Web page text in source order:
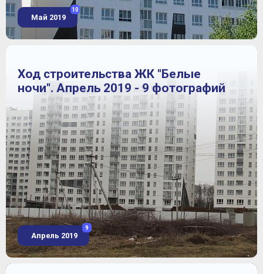
Май 2019
10
Ход строительства ЖК "Белые
ночи". Апрель 2019 - 9 фотографий
Апрель 2019
9